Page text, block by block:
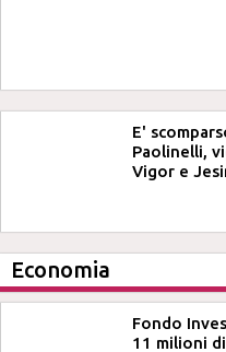
E'
Paolinelli,
Vigor e
Economia
Fondo
11 milioni